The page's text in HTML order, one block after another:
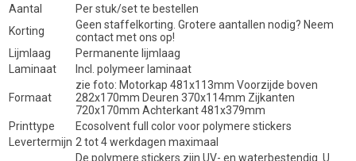
Aantal
Per stuk/set te bestellen
Korting
Geen staffelkorting. Grotere aantallen nodig? Neem
contact met ons op!
Lijmlaag
Permanente lijmlaag
Laminaat
Incl. polymeer laminaat
Formaat
zie foto: Motorkap 481x113mm Voorzijde boven
282x170mm Deuren 370x114mm Zijkanten
720x170mm Achterkant 481x379mm
Printtype
Ecosolvent full color voor polymere stickers
Levertermijn 2 tot 4 werkdagen maximaal
De polymere stickers zijn UV- en waterbestendig. U